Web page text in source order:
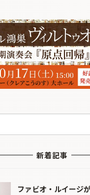
新着記事
ファビオ・ルイージ